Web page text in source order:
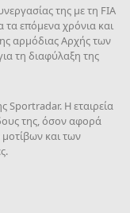
της με τη FIA
επόμενα χρόνια και
αρμόδιας Αρχής των
τη διαφύλαξη της
Sportradar. Η εταιρεία
της, όσον αφορά
και των